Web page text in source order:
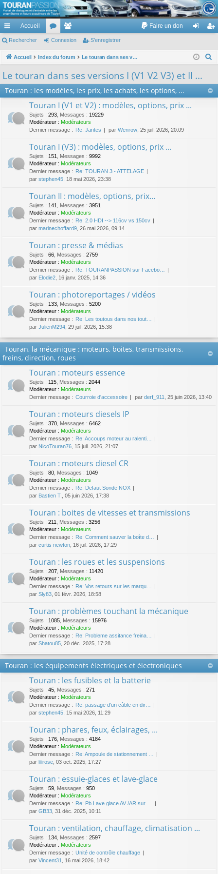
TouranPassion
Le forum des propriétaires ou futurs acquéreurs du Volkswagen Touran
cc
ès
pi
de
Accueil
or
u
s
e
m
es
Faire un don
ne
on
nr
ist
re
Rechercher Connexion S’enregistrer
Accueil Index du forum Le touran dans ses versions I (V1 V2 V3) et II ...
Le touran dans ses versions I (V1 V2 V3) et II ...
Touran : les modèles, les prix, les achats, les options, ...
Touran I (V1 et V2) : modèles, options, prix ...
Sujets : 293 Messages : 19229
Modérateur : Modérateurs
Dernier message : Re: Jantes par Wenrow , 25 juil. 2026, 20:09
Touran I (V3) : modèles, options, prix ...
Sujets : 151 Messages : 9992
Modérateur : Modérateurs
Dernier message : Re: TOURAN 3 - ATTELAGE
par stephen45 , 18 mai 2026, 23:38
Touran II : modèles, options, prix...
Sujets : 141 Messages : 3951
Modérateur : Modérateurs
Dernier message : Re: 2.0 HDI --> 116cv vs 150cv
par marinechoffard9 , 26 mai 2026, 09:14
Touran : presse & médias
Sujets : 66 Messages : 2759
Modérateur : Modérateurs
Dernier message : Re: TOURANPASSION sur Facebo…
par Elodie2 , 16 janv. 2025, 14:36
Touran : photoreportages / vidéos
Sujets : 133 Messages : 5200
Modérateur : Modérateurs
Dernier message : Re: Les toutous dans nos tout…
par JulienM294 , 29 juil. 2026, 15:38
Touran, la mécanique : moteurs, boites, transmissions,
freins, direction, roues
Touran : moteurs essence
Sujets : 115 Messages : 2044
Modérateur : Modérateurs
Dernier message : Courroie d'accessoire par derf_911 , 25 juin 2026, 13:40
Touran : moteurs diesels IP
Sujets : 370 Messages : 6462
Modérateur : Modérateurs
Dernier message : Re: Accoups moteur au ralenti…
par NicoTouran76 , 15 juil. 2026, 21:07
Touran : moteurs diesel CR
Sujets : 80 Messages : 1049
Modérateur : Modérateurs
Dernier message : Re: Defaut Sonde NOX
par Bastien T. , 05 juin 2026, 17:38
Touran : boites de vitesses et transmissions
Sujets : 211 Messages : 3256
Modérateur : Modérateurs
Dernier message : Re: Comment sauver la boîte d…
par curtis newton , 16 juil. 2026, 17:29
Touran : les roues et les suspensions
Sujets : 207 Messages : 11420
Modérateur : Modérateurs
Dernier message : Re: Vos retours sur les marqu…
par Sly83 , 01 févr. 2026, 18:58
Touran : problèmes touchant la mécanique
Sujets : 1085 Messages : 15976
Modérateur : Modérateurs
Dernier message : Re: Probleme assitance freina…
par Shatou85 , 20 déc. 2025, 17:28
Touran : les équipements électriques et électroniques
Touran : les fusibles et la batterie
Sujets : 45 Messages : 271
Modérateur : Modérateurs
Dernier message : Re: passage d'un câble en dir…
par stephen45 , 15 mai 2026, 11:29
Touran : phares, feux, éclairages, ...
Sujets : 176 Messages : 4184
Modérateur : Modérateurs
Dernier message : Re: Ampoule de stationnement …
par lilirose , 03 oct. 2025, 17:27
Touran : essuie-glaces et lave-glace
Sujets : 59 Messages : 950
Modérateur : Modérateurs
Dernier message : Re: Pb Lave glace AV /AR sur …
par GB33 , 31 déc. 2025, 10:11
Touran : ventilation, chauffage, climatisation ...
Sujets : 134 Messages : 2597
Modérateur : Modérateurs
Dernier message : Unité de contrôle chauffage
par Vincent31 , 16 mai 2026, 18:42